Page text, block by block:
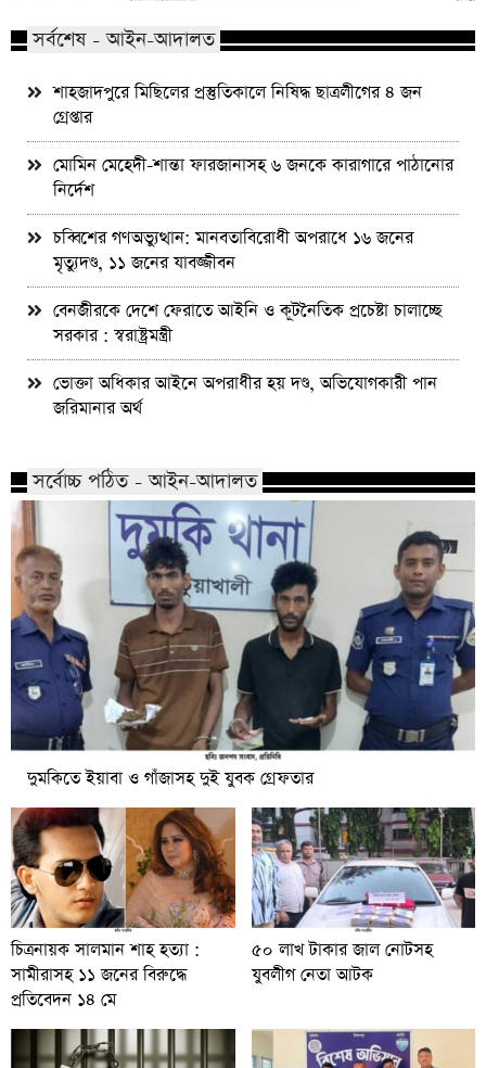
সর্বশেষ - আইন-আদালত
শাহজাদপুরে মিছিলের প্রস্তুতিকালে নিষিদ্ধ ছাত্রলীগের ৪ জন
গ্রেপ্তার
মোমিন মেহেদী-শান্তা ফারজানাসহ ৬ জনকে কারাগারে পাঠানোর
নির্দেশ
চব্বিশের গণঅভ্যুত্থান: মানবতাবিরোধী অপরাধে ১৬ জনের
মৃত্যুদণ্ড, ১১ জনের যাবজ্জীবন
বেনজীরকে দেশে ফেরাতে আইনি ও কূটনৈতিক প্রচেষ্টা চালাচ্ছে
সরকার : স্বরাষ্ট্রমন্ত্রী
ভোক্তা অধিকার আইনে অপরাধীর হয় দণ্ড, অভিযোগকারী পান
জরিমানার অর্থ
সর্বোচ্চ পঠিত - আইন-আদালত
দুমকিতে ইয়াবা ও গাঁজাসহ দুই যুবক গ্রেফতার
চিত্রনায়ক সালমান শাহ হত্যা :
সামীরাসহ ১১ জনের বিরুদ্ধে
প্রতিবেদন ১৪ মে
৫০ লাখ টাকার জাল নোটসহ
যুবলীগ নেতা আটক